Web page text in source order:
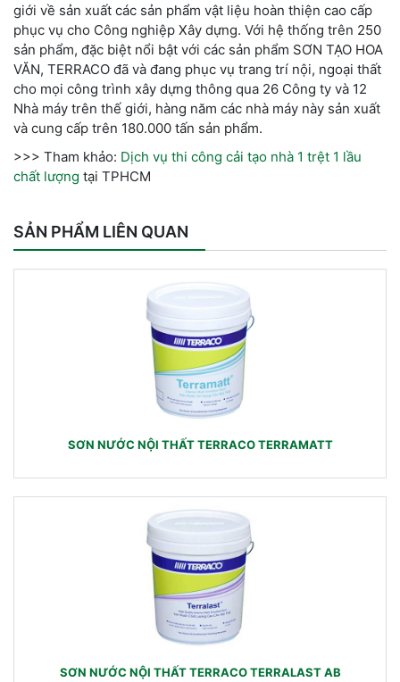
giới về sản xuất các sản phẩm vật liệu hoàn thiện cao cấp
phục vụ cho Công nghiệp Xây dựng. Với hệ thống trên 250
sản phẩm, đặc biệt nổi bật với các sản phẩm SƠN TẠO HOA
VĂN, TERRACO đã và đang phục vụ trang trí nội, ngoại thất
cho mọi công trình xây dựng thông qua 26 Công ty và 12
Nhà máy trên thế giới, hàng năm các nhà máy này sản xuất
và cung cấp trên 180.000 tấn sản phẩm.
>>> Tham khảo: Dịch vụ thi công cải tạo nhà 1 trệt 1 lầu
chất lượng tại TPHCM
SẢN PHẨM LIÊN QUAN
SƠN NƯỚC NỘI THẤT TERRACO TERRAMATT
SƠN NƯỚC NỘI THẤT TERRACO TERRALAST AB